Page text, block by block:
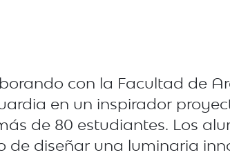
con la Facultad de
en un inspirador
de 80 estudiantes. Los
de diseñar una luminaria